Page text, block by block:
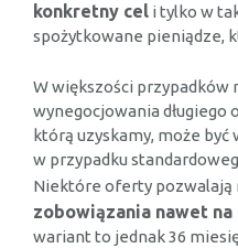
konkretny cel i tylko w
spożytkowane pieniądze,
W większości przypadków
wynegocjowania długiego
którą uzyskamy, może
w przypadku
Niektóre oferty pozwalają
zobowiązania nawet na
wariant to jednak 36